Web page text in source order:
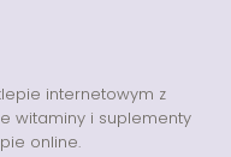
internetowym z
witaminy i suplementy
online.